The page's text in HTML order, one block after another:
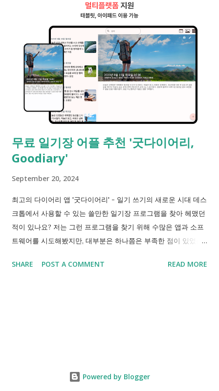
을 간직하고 싶은 공간입니다. 굿다이어리는 암호 기능 을 제공
해 나만의 소중한 기록을 안전하게 지켜줍니다. 2. 깔끔한 인터페
이스와 사용자 경험 인터페이스가 깔끔하고 직관적이어서, 일기
를 쓰는 시간이 더욱 즐거워집니다. 앱을 처음 사용하는 사람도
쉽게 적응할 수 있도록 설계되어 있습니다. 3. 추억의 장소를 되찾
다 - 사진 위치 정보 제공 굿다이어리를 사용하면 느낄수 있는
재미있는 경험입니다. 사진을 통해 그날의 기록이 어디에서 이루
어졌는지, 그때의 기억이 다시 생생하게 떠오릅니다. 이 기능은
잊고 지냈던 추억을 되찾아 주는 작은 타임머신과도 같습니다. 4.
애플 계정으로 쉽게 연동할 수 있어 어디서든 편리하게 이용할 수
있습니다. 두 플랫폼을 동시에 관리할 수 있어 소셜 미디어를 즐
제가 사용해본 대다수의 일기장앱은 쓸만한 기능은 결국 유료 버
전으로 구독, 구매를 요구합니다. 하지만 굿다리어리는 약간의 광
고만 있고, 사용자에게 돈을 요구하거나 불편하게 하지 않습니다.
말 그대로 Good!! 6. 태그와 검색 기능 - 나만의 기록을 체계적
으...
무료 일기장 어플 추천 '굿다이어리,
Goodiary'
September 20, 2024
최고의 다이어리 앱 '굿다이어리' - 일기 쓰기의 새로운 시대 데스
크톱에서 사용할 수 있는 쓸만한 일기장 프로그램을 찾아 헤맸던
적이 있나요? 저는 그런 프로그램을 찾기 위해 수많은 앱과 소프
트웨어를 시도해봤지만, 대부분은 하나쯤은 부족한 점이 있었습
자유롭게 사용할 수 있는 멀티플랫폼 지원, 깔끔한 UI, 자동 백업
장점입니다. 하나의 일기를 여러 기기에서 자유롭게 작성하고 수
SHARE POST A COMMENT READ MORE
Powered by Blogger